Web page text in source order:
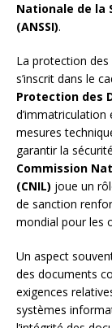
Nationale de la
(ANSSI).
La protection
s’inscrit dans le
Protection des
mesures
garantir la
Commission
(CNIL) joue un
de sanction
mondial pour les
Un aspect
des documents
exigences
systèmes